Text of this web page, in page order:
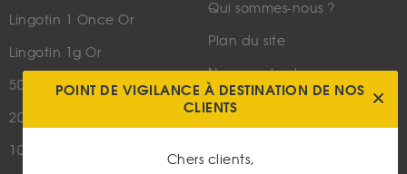
Lingotin 1 Once Or
Lingotin 1g Or
50 Pesos Or
20 Francs Napoléon
10 Francs Napoléon
Qui sommes-nous ?
Plan du site
Nous contacter
Or
POINT DE VIGILANCE À DESTINATION DE NOS
CLIENTS
Chers clients,